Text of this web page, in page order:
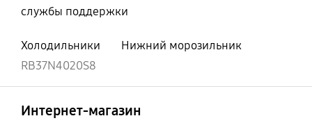
службы поддержки
Холодильники
Нижний морозильник
RB37N4020S8
Интернет-магазин